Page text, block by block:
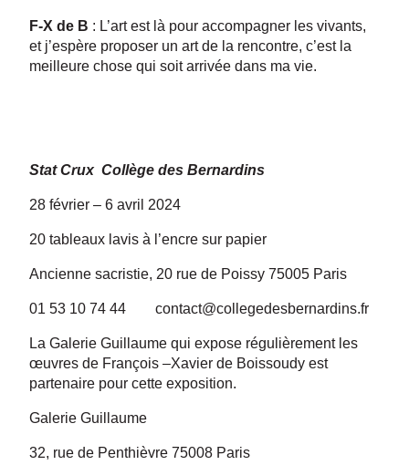
F-X de B : L’art est là pour accompagner les vivants,
et j’espère proposer un art de la rencontre, c’est la
meilleure chose qui soit arrivée dans ma vie.
Stat Crux Collège des Bernardins
28 février – 6 avril 2024
20 tableaux lavis à l’encre sur papier
Ancienne sacristie, 20 rue de Poissy 75005 Paris
01 53 10 74 44 contact@collegedesbernardins.fr
La Galerie Guillaume qui expose régulièrement les
œuvres de François –Xavier de Boissoudy est
partenaire pour cette exposition.
Galerie Guillaume
32, rue de Penthièvre 75008 Paris